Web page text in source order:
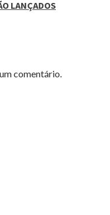
LANÇADOS
comentário.